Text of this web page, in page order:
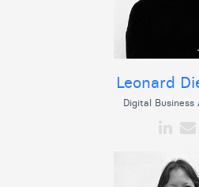
Leonard
Digital Business